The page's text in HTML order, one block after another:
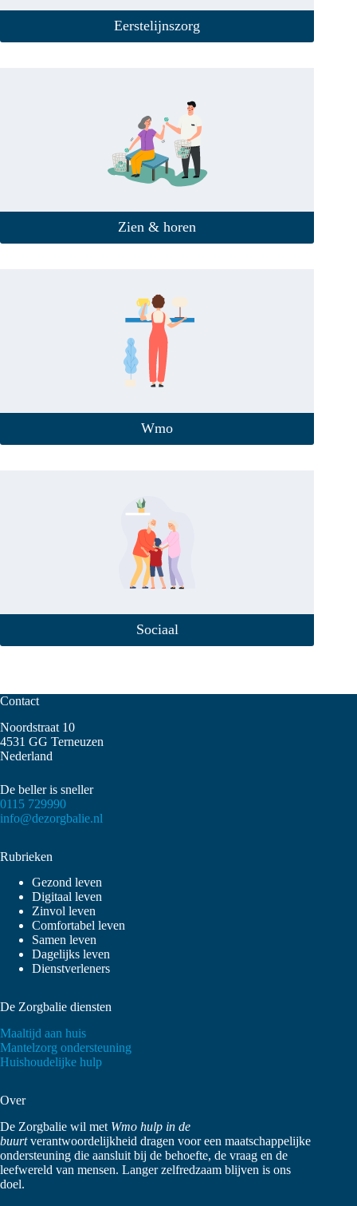
Eerstelijnszorg
Zien & horen
Wmo
Sociaal
Contact
Noordstraat 10
4531 GG Terneuzen
Nederland
De beller is sneller
0115 729990
info@dezorgbalie.nl
Rubrieken
Gezond leven
Digitaal leven
Zinvol leven
Comfortabel leven
Samen leven
Dagelijks leven
Dienstverleners
De Zorgbalie diensten
Maaltijd aan huis
Mantelzorg ondersteuning
Huishoudelijke hulp
Over
De Zorgbalie wil met Wmo hulp in de
buurtverantwoordelijkheid dragen voor een maatschappelijke
ondersteuning die aansluit bij de behoefte, de vraag en de
leefwereld van mensen. Langer zelfredzaam blijven is ons
doel.